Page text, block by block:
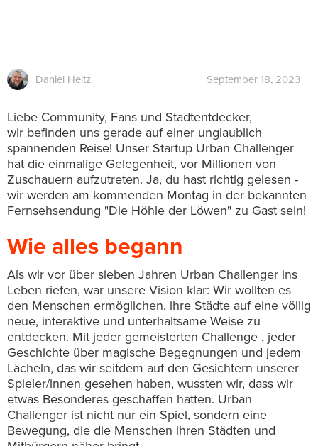
Daniel Heitz September 18, 2023
Liebe Community, Fans und Stadtentdecker,
wir befinden uns gerade auf einer unglaublich
spannenden Reise! Unser Startup Urban Challenger
hat die einmalige Gelegenheit, vor Millionen von
Zuschauern aufzutreten. Ja, du hast richtig gelesen -
wir werden am kommenden Montag in der bekannten
Fernsehsendung "Die Höhle der Löwen" zu Gast sein!
Wie alles begann
Als wir vor über sieben Jahren Urban Challenger ins
Leben riefen, war unsere Vision klar: Wir wollten es
den Menschen ermöglichen, ihre Städte auf eine völlig
neue, interaktive und unterhaltsame Weise zu
entdecken. Mit jeder gemeisterten Challenge , jeder
Geschichte über magische Begegnungen und jedem
Lächeln, das wir seitdem auf den Gesichtern unserer
Spieler/innen gesehen haben, wussten wir, dass wir
etwas Besonderes geschaffen hatten. Urban
Challenger ist nicht nur ein Spiel, sondern eine
Bewegung, die die Menschen ihren Städten und